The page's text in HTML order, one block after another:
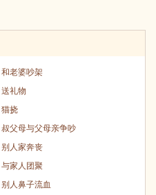
和老婆吵架
送礼物
猫挠
叔父母与父母亲争吵
别人家奔丧
与家人团聚
别人鼻子流血